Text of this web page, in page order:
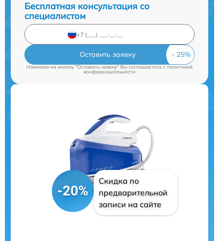
Бесплатная консультация со
специалистом
Оставить заявку
Нажимая на кнопку "Оставить заявку" Вы соглашаетесь cполитикой
конфиденциальности
-20%
Скидка по
предварительной
записи на сайте